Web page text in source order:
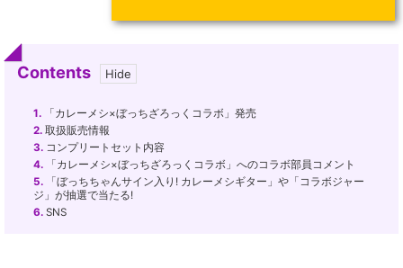
Contents
1. 「カレーメシ×ぼっちざろっくコラボ」発売
2. 取扱販売情報
3. コンプリートセット内容
4. 「カレーメシ×ぼっちざろっくコラボ」へのコラボ部員コメント
5. 「ぼっちちゃんサイン入り! カレーメシギター」や「コラボジャー
ジ」が抽選で当たる!
6. SNS